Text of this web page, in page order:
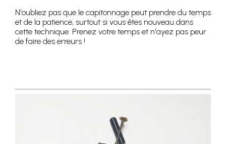
N'oubliez pas que le capitonnage peut prendre du temps
et de la patience, surtout si vous êtes nouveau dans
cette technique. Prenez votre temps et n'ayez pas peur
de faire des erreurs !